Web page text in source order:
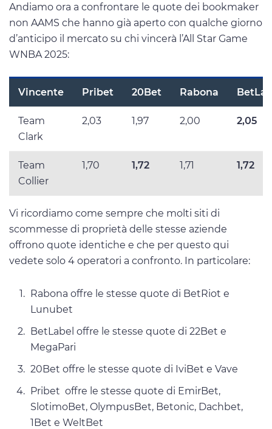
Andiamo ora a confrontare le quote dei bookmaker
non AAMS che hanno già aperto con qualche giorno
d’anticipo il mercato su chi vincerà l’All Star Game
WNBA 2025:
Vincente Pribet 20Bet Rabona
Team
Clark
2,03 1,97 2,00 2,05
Team
Collier
1,70 1,72 1,71 1,72
Vi ricordiamo come sempre che molti siti di
scommesse di proprietà delle stesse aziende
offrono quote identiche e che per questo qui
vedete solo 4 operatori a confronto. In particolare:
Rabona offre le stesse quote di BetRiot e
Lunubet
BetLabel offre le stesse quote di 22Bet e
MegaPari
20Bet offre le stesse quote di IviBet e Vave
Pribet offre le stesse quote di EmirBet,
SlotimoBet, OlympusBet, Betonic, Dachbet,
1Bet e WeltBet